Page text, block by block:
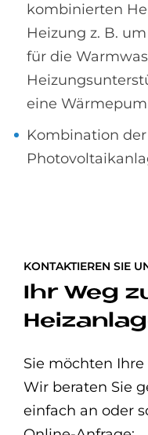
kombinierten
Heizung z. B.
für die
eine
Kombination
KONTAKTIEREN SIE
Ihr Weg
Sie möchten
Wir beraten Sie
einfach an oder